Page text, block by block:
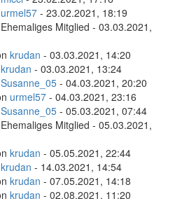
urmel57 - 23.02.2021, 18:19
Mitglied - 03.03.2021,
krudan - 03.03.2021, 14:20
krudan - 03.03.2021, 13:24
Susanne_05 - 04.03.2021, 20:20
urmel57 - 04.03.2021, 23:16
Susanne_05 - 05.03.2021, 07:44
Mitglied - 05.03.2021,
krudan - 05.05.2021, 22:44
krudan - 14.03.2021, 14:54
krudan - 07.05.2021, 14:18
krudan - 02.08.2021, 11:20